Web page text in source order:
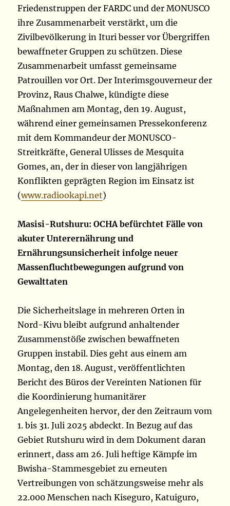
Friedenstruppen der FARDC und der MONUSCO
ihre Zusammenarbeit verstärkt, um die
Zivilbevölkerung in Ituri besser vor Übergriffen
bewaffneter Gruppen zu schützen. Diese
Zusammenarbeit umfasst gemeinsame
Patrouillen vor Ort. Der Interimsgouverneur der
Provinz, Raus Chalwe, kündigte diese
Maßnahmen am Montag, den 19. August,
während einer gemeinsamen Pressekonferenz
mit dem Kommandeur der MONUSCO-
Streitkräfte, General Ulisses de Mesquita
Gomes, an, der in dieser von langjährigen
Konflikten geprägten Region im Einsatz ist
(www.radiookapi.net)
Masisi-Rutshuru: OCHA befürchtet Fälle von
akuter Unterernährung und
Ernährungsunsicherheit infolge neuer
Massenfluchtbewegungen aufgrund von
Gewalttaten
Die Sicherheitslage in mehreren Orten in
Nord-Kivu bleibt aufgrund anhaltender
Zusammenstöße zwischen bewaffneten
Gruppen instabil. Dies geht aus einem am
Montag, den 18. August, veröffentlichten
Bericht des Büros der Vereinten Nationen für
die Koordinierung humanitärer
Angelegenheiten hervor, der den Zeitraum vom
1. bis 31. Juli 2025 abdeckt. In Bezug auf das
Gebiet Rutshuru wird in dem Dokument daran
erinnert, dass am 26. Juli heftige Kämpfe im
Bwisha-Stammesgebiet zu erneuten
Vertreibungen von schätzungsweise mehr als
22.000 Menschen nach Kiseguro, Katuiguro,